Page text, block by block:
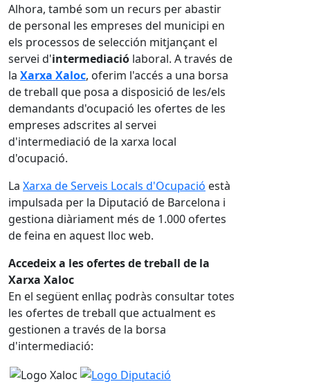
Alhora, també som un recurs per abastir
de personal les empreses del municipi en
els processos de selección mitjançant el
servei d'intermediació laboral. A través de
la Xarxa Xaloc, oferim l'accés a una borsa
de treball que posa a disposició de les/els
demandants d'ocupació les ofertes de les
empreses adscrites al servei
d'intermediació de la xarxa local
d'ocupació.
La Xarxa de Serveis Locals d'Ocupació està
impulsada per la Diputació de Barcelona i
gestiona diàriament més de 1.000 ofertes
de feina en aquest lloc web.
Accedeix a les ofertes de treball de la
Xarxa Xaloc
En el següent enllaç podràs consultar totes
les ofertes de treball que actualment es
gestionen a través de la borsa
d'intermediació: